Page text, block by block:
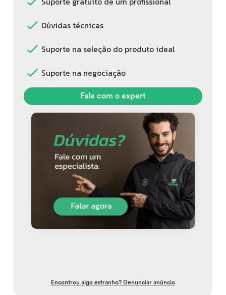
Dúvidas técnicas
Suporte na seleção do produto ideal
Suporte na negociação
Fale com o expert
Encontrou algo estranho? Denunciar anúncio